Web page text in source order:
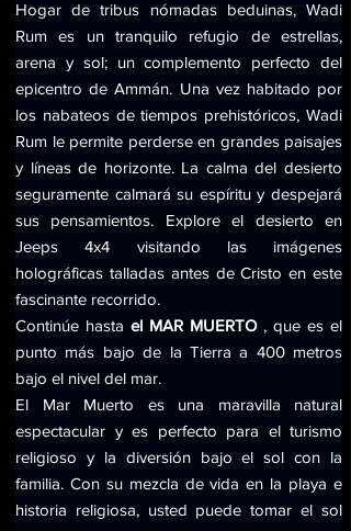
Hogar de tribus nómadas beduinas, Wadi
Rum es un tranquilo refugio de estrellas,
arena y sol; un complemento perfecto del
epicentro de Ammán. Una vez habitado por
los nabateos de tiempos prehistóricos, Wadi
Rum le permite perderse en grandes paisajes
y líneas de horizonte. La calma del desierto
seguramente calmará su espíritu y despejará
sus pensamientos. Explore el desierto en
Jeeps 4x4 visitando las imágenes
holográficas talladas antes de Cristo en este
fascinante recorrido.
Continúe hasta el MAR MUERTO , que es el
punto más bajo de la Tierra a 400 metros
bajo el nivel del mar.
El Mar Muerto es una maravilla natural
espectacular y es perfecto para el turismo
religioso y la diversión bajo el sol con la
familia. Con su mezcla de vida en la playa e
historia religiosa, usted puede tomar el sol